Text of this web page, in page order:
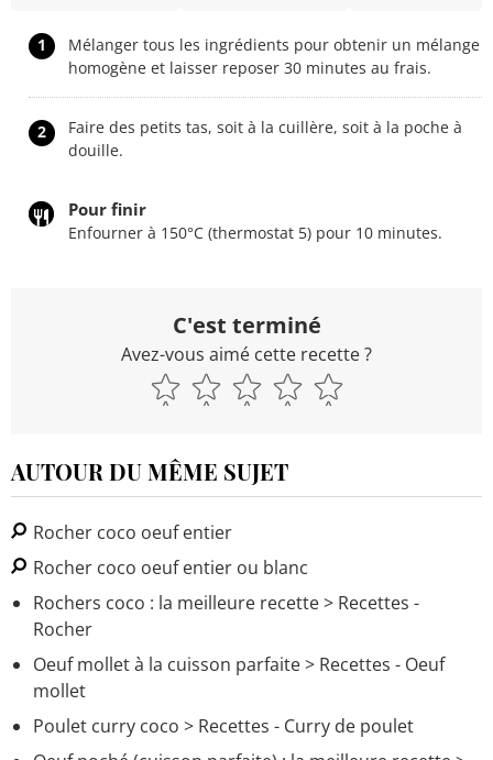
1
Mélanger tous les ingrédients pour obtenir un mélange
homogène et laisser reposer 30 minutes au frais.
2
Faire des petits tas, soit à la cuillère, soit à la poche à
douille.
Pour finir
Enfourner à 150°C (thermostat 5) pour 10 minutes.
C'est terminé
Avez-vous aimé cette recette ?
AUTOUR DU MÊME SUJET
Rocher coco oeuf entier
Rocher coco oeuf entier ou blanc
Rochers coco : la meilleure recette> Recettes -
Rocher
Oeuf mollet à la cuisson parfaite> Recettes - Oeuf
mollet
Poulet curry coco > Recettes - Curry de poulet